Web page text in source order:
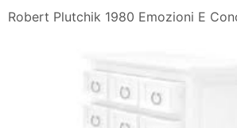
Robert Plutchik 1980 Emozioni E